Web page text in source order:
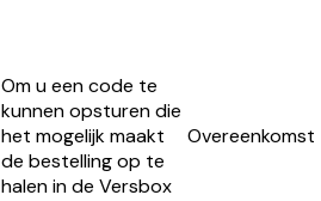
Om u een code te
kunnen opsturen die
het mogelijk maakt
de bestelling op te
halen in de Versbox
Overeenkomst